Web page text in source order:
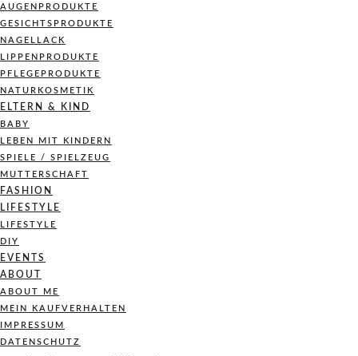
AUGENPRODUKTE
GESICHTSPRODUKTE
NAGELLACK
LIPPENPRODUKTE
PFLEGEPRODUKTE
NATURKOSMETIK
ELTERN & KIND
BABY
LEBEN MIT KINDERN
SPIELE / SPIELZEUG
MUTTERSCHAFT
FASHION
LIFESTYLE
LIFESTYLE
DIY
EVENTS
ABOUT
ABOUT ME
MEIN KAUFVERHALTEN
IMPRESSUM
DATENSCHUTZ